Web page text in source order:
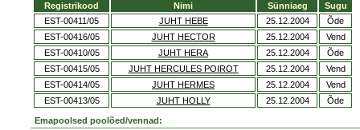
Registrikood Nimi Sünniaeg
Sugu
EST-00411/05
JUHT HEBE 25.12.2004
Õde
EST-00416/05
JUHT HECTOR 25.12.2004
Vend
EST-00410/05
JUHT HERA 25.12.2004
Õde
EST-00415/05
JUHT HERCULES POIROT 25.12.2004
Vend
EST-00414/05
JUHT HERMES 25.12.2004
Vend
EST-00413/05
JUHT HOLLY 25.12.2004 Õde
Emapoolsed poolõed/vennad: